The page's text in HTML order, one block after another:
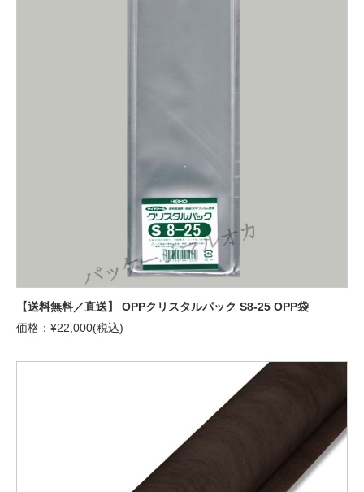
【送料無料／直送】 OPPクリスタルパック S8-25 OPP袋
価格：¥22,000(税込)